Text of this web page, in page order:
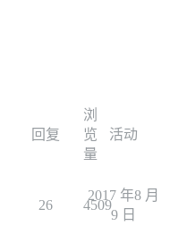
回复
浏
览
量
活动
26 4509
2017 年8 月
9 日